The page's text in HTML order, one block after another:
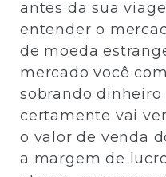
antes da sua
entender o
de moeda
mercado você
sobrando dinheiro
certamente vai
o valor de venda
a margem de